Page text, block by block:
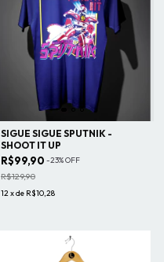
SIGUE SIGUE SPUTNIK -
SHOOT IT UP
R$99,90 -23%OFF
R$129,90
12xde R$10,28